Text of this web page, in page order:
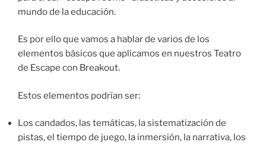
mundo de la educación.
Es por ello que vamos a hablar de varios de los
elementos básicos que aplicamos en nuestros Teatro
de Escape con Breakout.
Estos elementos podrían ser:
Los candados, las temáticas, la sistematización de
pistas, el tiempo de juego, la inmersión, la narrativa, los